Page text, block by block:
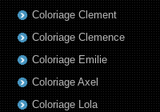
Coloriage Clement
Coloriage Clemence
Coloriage Emilie
Coloriage Axel
Coloriage Lola